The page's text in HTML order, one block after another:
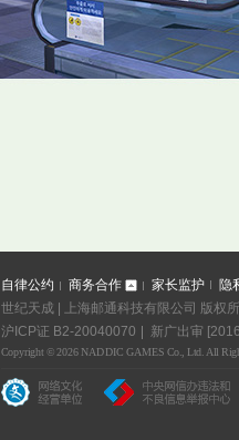
自律公约 家长监护 隐
商务合作
世纪天成 | 上海邮通科技有限公司 版权
沪ICP证 B2-20040070
新广出审
Copyright © 2026 NADDIC GAMES Co., Ltd. All